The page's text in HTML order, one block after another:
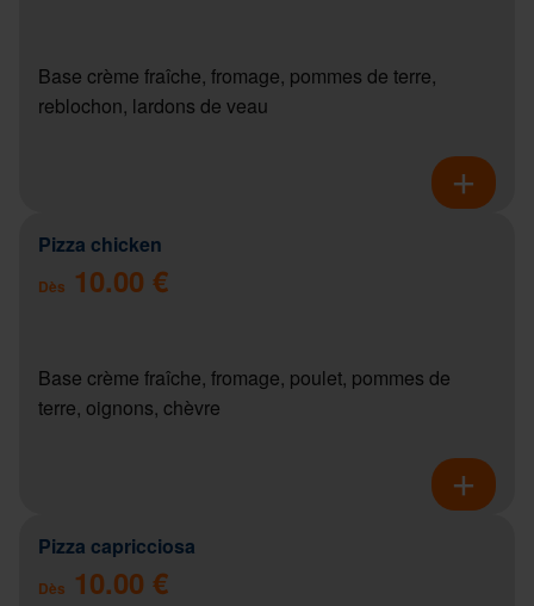
Base crème fraîche, fromage, pommes de terre,
reblochon, lardons de veau
Pizza chicken
Dès 10.00 €
Base crème fraîche, fromage, poulet, pommes de
terre, oignons, chèvre
Pizza capricciosa
Dès 10.00 €